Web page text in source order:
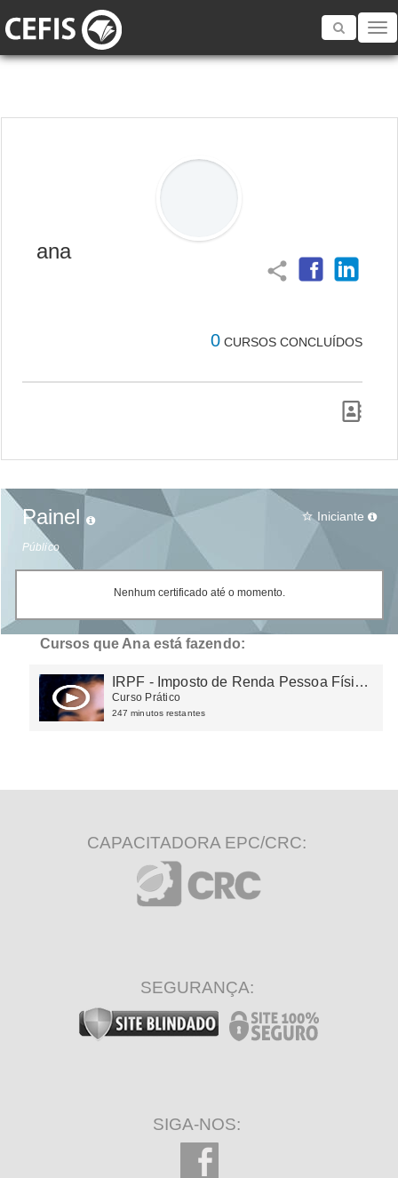
Toggle
ana
share
0 CURSOS CONCLUÍDOS
Painel
Público
star_border Iniciante
Nenhum certificado até o momento.
Cursos que Ana está fazendo:
IRPF - Imposto de Renda Pessoa Física
2023
Curso Prático
247 minutos restantes
CAPACITADORA EPC/CRC:
SEGURANÇA:
SIGA-NOS: